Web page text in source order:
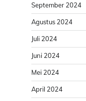
September 2024
Agustus 2024
Juli 2024
Juni 2024
Mei 2024
April 2024